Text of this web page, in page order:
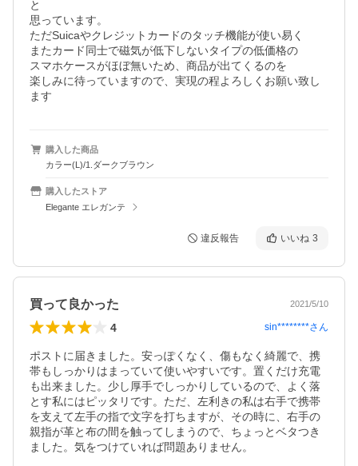
と
思っています。
ただSuicaやクレジットカードのタッチ機能が使い易く
またカード同士で磁気が低下しないタイプの低価格の
スマホケースがほぼ無いため、商品が出てくるのを
楽しみに待っていますので、実現の程よろしくお願い致し
ます
購入した商品
カラー(L)/1.ダークブラウン
購入したストア
Elegante エレガンテ
違反報告 いいね 3
買って良かった 2021/5/10
4 sin********さん
ポストに届きました。安っぽくなく、傷もなく綺麗で、携
帯もしっかりはまっていて使いやすいです。置くだけ充電
も出来ました。少し厚手でしっかりしているので、よく落
とす私にはピッタリです。ただ、左利きの私は右手で携帯
を支えて左手の指で文字を打ちますが、その時に、右手の
親指が革と布の間を触ってしまうので、ちょっとベタつき
ました。気をつけていれば問題ありません。